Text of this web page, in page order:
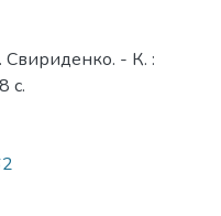
Свириденко. - К. :
с.